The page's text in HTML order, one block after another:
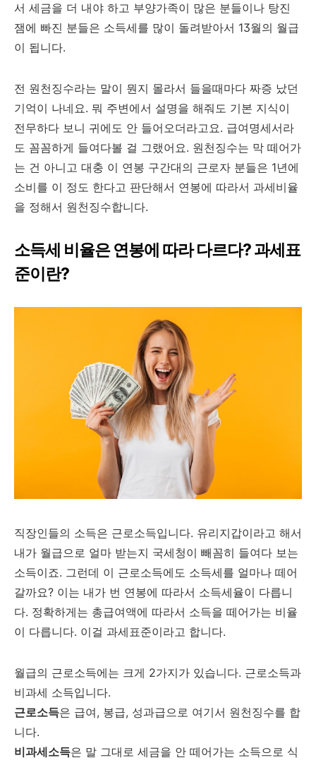
서 세금을 더 내야 하고 부양가족이 많은 분들이나 탕진
잼에 빠진 분들은 소득세를 많이 돌려받아서 13월의 월급
이 됩니다.
전 원천징수라는 말이 뭔지 몰라서 들을때마다 짜증 났던
기억이 나네요. 뭐 주변에서 설명을 해줘도 기본 지식이
전무하다 보니 귀에도 안 들어오더라고요. 급여명세서라
도 꼼꼼하게 들여다볼 걸 그랬어요. 원천징수는 막 떼어가
는 건 아니고 대충 이 연봉 구간대의 근로자 분들은 1년에
소비를 이 정도 한다고 판단해서 연봉에 따라서 과세비율
을 정해서 원천징수합니다.
소득세 비율은 연봉에 따라 다르다? 과세표
준이란?
직장인들의 소득은 근로소득입니다. 유리지갑이라고 해서
내가 월급으로 얼마 받는지 국세청이 빼꼼히 들여다 보는
소득이죠. 그런데 이 근로소득에도 소득세를 얼마나 떼어
갈까요? 이는 내가 번 연봉에 따라서 소득세율이 다릅니
다. 정확하게는 총급여액에 따라서 소득을 떼어가는 비율
이 다릅니다. 이걸 과세표준이라고 합니다.
월급의 근로소득에는 크게 2가지가 있습니다. 근로소득과
비과세 소득입니다.
근로소득은 급여, 봉급, 성과급으로 여기서 원천징수를 합
니다.
비과세소득은 말 그대로 세금을 안 떼어가는 소득으로 식